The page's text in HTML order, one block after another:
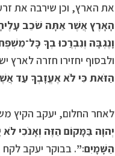
את הארץ, וכן שירבה את
הָאָרֶץ אֲשֶׁר אַתָּה שֹׁכֵב עָלֶיהָ
וָנֶגְבָּה וְנִבְרֲכוּ בְךָ
ולבסוף יחזירו חזרה לארץ
הַזֹּאת כִּי לֹא אֶעֱזָבְךָ עַד
לאחר החלום, יעקב הקיץ
יְהוָה בַּמָּקוֹם הַזֶּה וְאָנֹכִי לֹא
הַשָּׁמָיִם׃”. בבוקר יעקב